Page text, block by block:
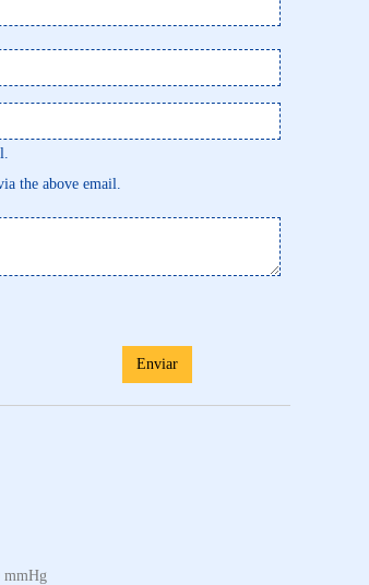
the above email.
Enviar
mmHg